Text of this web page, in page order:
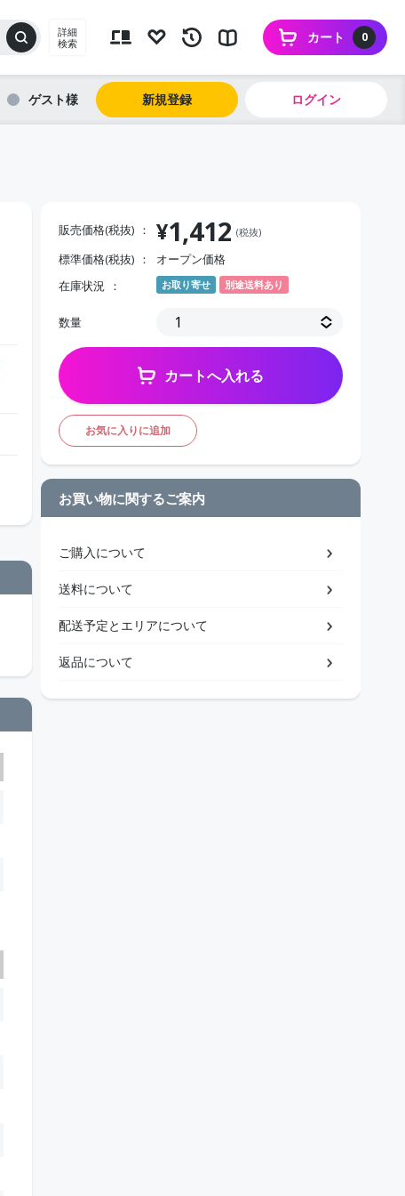
詳細
検索
0
カート
ゲスト 新規登録 ログイン
販売価格(税抜) ¥1,412 (税抜)
標準価格(税抜)
オープン価格
在庫状況
お取り寄せ 別途送料あり
数量
カートへ入れる
お気に入りに追加
お買い物に関するご案内
ご購入について
送料について
配送予定とエリアについて
返品について